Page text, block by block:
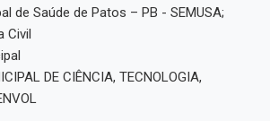
de Saúde de Patos – PB - SEMUSA;
Civil
DE CIÊNCIA, TECNOLOGIA,